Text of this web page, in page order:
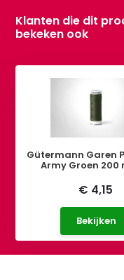
Klanten die dit
bekeken ook
Gütermann Garen
Army Groen 200
€ 4,15
Bekijken